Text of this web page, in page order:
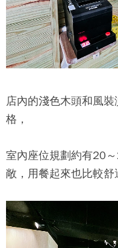
店內的淺色木頭和風
格，
室內座位規劃約有20
敞，用餐起來也比較舒